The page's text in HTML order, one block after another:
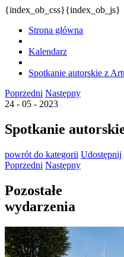
{index_ob_css}{index_ob_js}
Strona główna
Kalendarz
Spotkanie autorskie z
Poprzedni Następny
24 - 05 - 2023
Spotkanie
powrót do kategorii Udostępnij
Poprzedni Następny
Pozostałe
wydarzenia